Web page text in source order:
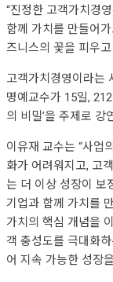
“진정한 고객가치경
함께 가치를 만들어
즈니스의 꽃을 피우
고객가치경영이라는
명예교수가 15일,
의 비밀’을 주제로 강
이유재 교수는 “사업
화가 어려워지고, 고
는 더 이상 성장이 보
기업과 함께 가치를
가치의 핵심 개념을
객 충성도를 극대화
어 지속 가능한 성장